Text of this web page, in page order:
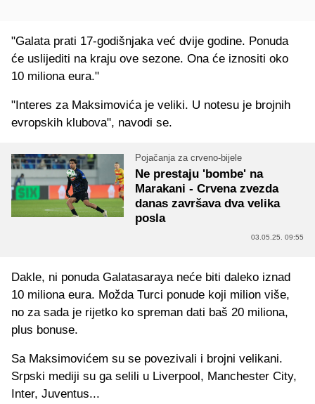
"Galata prati 17-godišnjaka već dvije godine. Ponuda
će uslijediti na kraju ove sezone. Ona će iznositi oko
10 miliona eura."
"Interes za Maksimovića je veliki. U notesu je brojnih
evropskih klubova", navodi se.
Pojačanja za crveno-bijele
Ne prestaju 'bombe' na
Marakani - Crvena zvezda
danas završava dva velika
posla
03.05.25. 09:55
Dakle, ni ponuda Galatasaraya neće biti daleko iznad
10 miliona eura. Možda Turci ponude koji milion više,
no za sada je rijetko ko spreman dati baš 20 miliona,
plus bonuse.
Sa Maksimovićem su se povezivali i brojni velikani.
Srpski mediji su ga selili u Liverpool, Manchester City,
Inter, Juventus...